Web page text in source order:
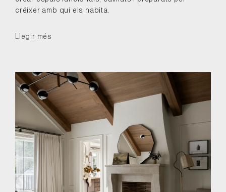
créixer amb qui els habita.
Llegir més